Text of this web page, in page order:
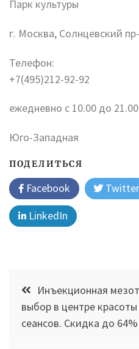
Парк культуры
г. Москва, Солнцевский
Телефон:
+7(495)212-92-92
ежедневно с 10.00 до 21.00
Юго-Западная
ПОДЕЛИТЬСЯ
Facebook Twitter
LinkedIn
Навигация
по
записям
Инъекционная
выбор в центре
сеансов. Скидка до 64%